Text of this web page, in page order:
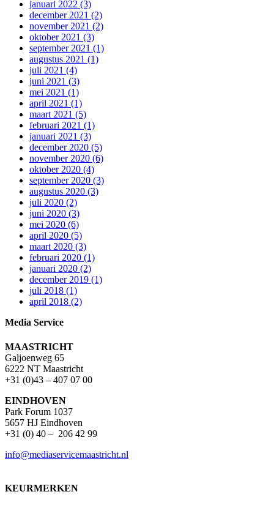
januari 2022 (3)
december 2021 (2)
november 2021 (2)
oktober 2021 (3)
september 2021 (1)
augustus 2021 (1)
juli 2021 (4)
juni 2021 (3)
mei 2021 (1)
april 2021 (1)
maart 2021 (5)
februari 2021 (1)
januari 2021 (3)
december 2020 (5)
november 2020 (6)
oktober 2020 (4)
september 2020 (3)
augustus 2020 (3)
juli 2020 (2)
juni 2020 (3)
mei 2020 (6)
april 2020 (5)
maart 2020 (3)
februari 2020 (1)
januari 2020 (2)
december 2019 (1)
juli 2018 (1)
april 2018 (2)
Media Service
MAASTRICHT
Galjoenweg 65
6222 NT Maastricht
+31 (0)43 – 407 07 00
EINDHOVEN
Park Forum 1037
5657 HJ Eindhoven
+31 (0) 40 – 206 42 99
info@mediaservicemaastricht.nl
KEURMERKEN